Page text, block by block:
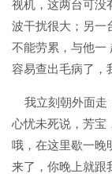
视机，这两台可没
波干扰很大；另一
不能劳累，与他一
容易查出毛病了，
我立刻朝外面走
心忧未死说，芳宝
哦，在这里歇一晚
来了，你晚上就跟